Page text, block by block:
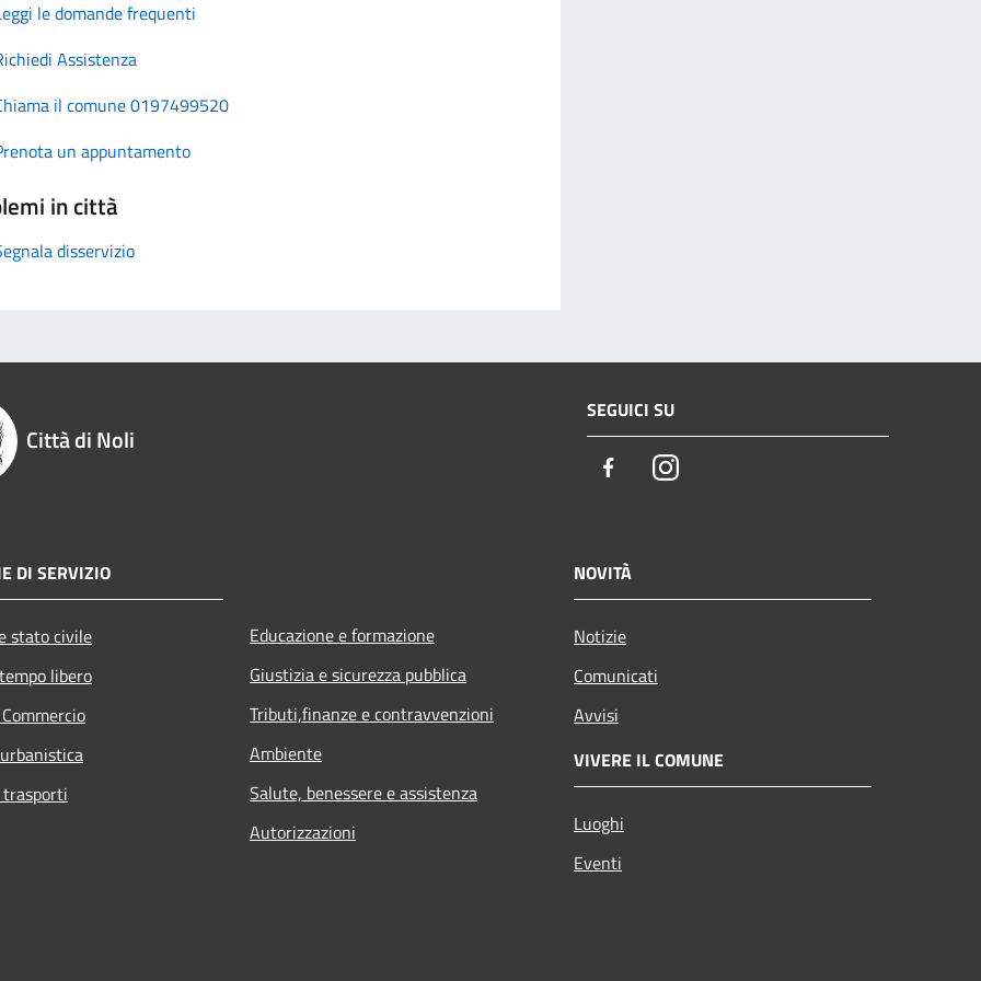
le domande frequenti
Assistenza
il comune 0197499520
un appuntamento
in città
disservizio
Città di Noli
SEGUICI SU
FacebookInstagram
DI SERVIZIO
stato civile
libero
Educazione e formazione
Giustizia e sicurezza pubblica
Tributi,finanze e contravvenzioni
Ambiente
Salute, benessere e assistenza
Autorizzazioni
NOVITÀ
Notizie
Comunicati
Avvisi
VIVERE IL COMUNE
Luoghi
Eventi